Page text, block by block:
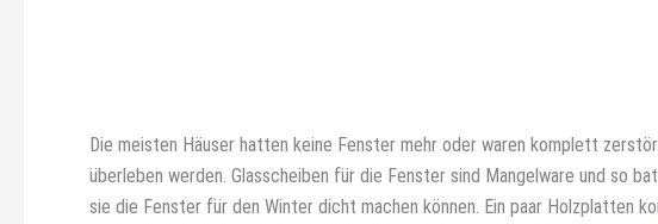
Die meisten Häuser hatten keine Fenster mehr oder waren komplett
überleben werden. Glasscheiben für die Fenster sind Mangelware und so
sie die Fenster für den Winter dicht machen können. Ein paar Holzplatten